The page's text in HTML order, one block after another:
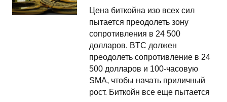
Цена биткойна изо всех сил
пытается преодолеть зону
сопротивления в 24 500
долларов. BTC должен
преодолеть сопротивление в 24
500 долларов и 100-часовую
SMA, чтобы начать приличный
рост. Биткойн все еще пытается